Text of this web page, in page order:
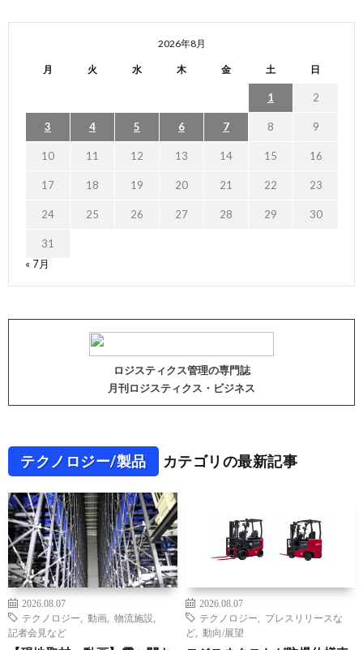
2026年8月
月 火 水 木 金 土 日
1 2
3 4 5 6 7 8 9
10 11 12 13 14 15 16
17 18 19 20 21 22 23
24 25 26 27 28 29 30
31
« 7月
ロジスティクス管理の専門誌
月刊ロジスティクス・ビジネス
テクノロジー/製品 カテゴリの最新記事
2026.08.07
テクノロジー
動画 物流施設
記者会見など
2026.08.07
テクノロジー
プレスリリースな
ど
動向/展望